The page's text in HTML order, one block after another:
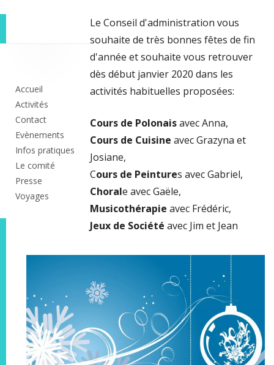
principale
Accueil
Activités
Contact
Evènements
Infos pratiques
Le comité
Presse
Voyages
Le Conseil d'administration vous
souhaite de très bonnes fêtes de fin
d'année et souhaite vous retrouver
dès début janvier 2020 dans les
activités habituelles proposées:
Cours de Polonaisavec Anna,
Cours de Cuisine avec Grazyna et
Josiane,
Cours de Peintures avec Gabriel,
Chorale avec Gaële,
Musicothérapie avec Frédéric,
Jeux de Société avec Jim et Jean